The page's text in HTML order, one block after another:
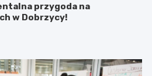
przygoda na
w Dobrzycy!